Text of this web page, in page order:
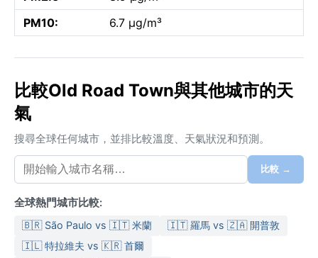
PM10:
6.7 µg/m³
比較Old Road Town與其他城市的天
氣
搜尋全球任何城市，並排比較溫度、天氣狀況和預測。
比較 →
全球熱門城市比較:
🇧🇷 São Paulo vs 🇮🇹 米蘭
🇮🇹 羅馬 vs 🇿🇦 開普敦
🇮🇱 特拉維夫 vs 🇰🇷 首爾